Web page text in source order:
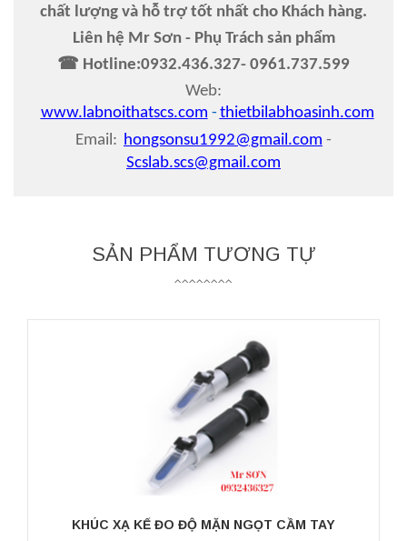
chất lượng và hỗ trợ tốt nhất cho Khách hàng.
Liên hệ Mr Sơn - Phụ Trách sản phẩm
☎ Hotline:0932.436.327- 0961.737.599
Web:
www.labnoithatscs.com -thietbilabhoasinh.com
Email: hongsonsu1992@gmail.com -
Scslab.scs@gmail.com
SẢN PHẨM TƯƠNG TỰ
KHÚC XẠ KẾ ĐO ĐỘ MẶN NGỌT CẦM TAY